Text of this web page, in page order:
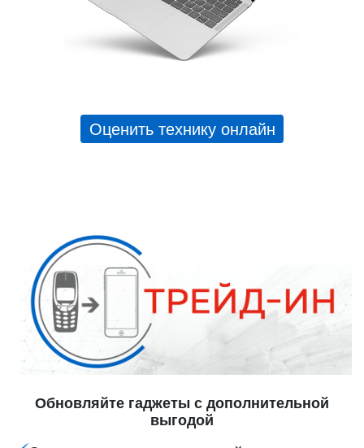
Оценить технику онлайн
Обновляйте гаджеты с дополнительной
выгодой